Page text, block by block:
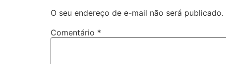
O seu endereço de e-mail não será publicado.
Comentário *